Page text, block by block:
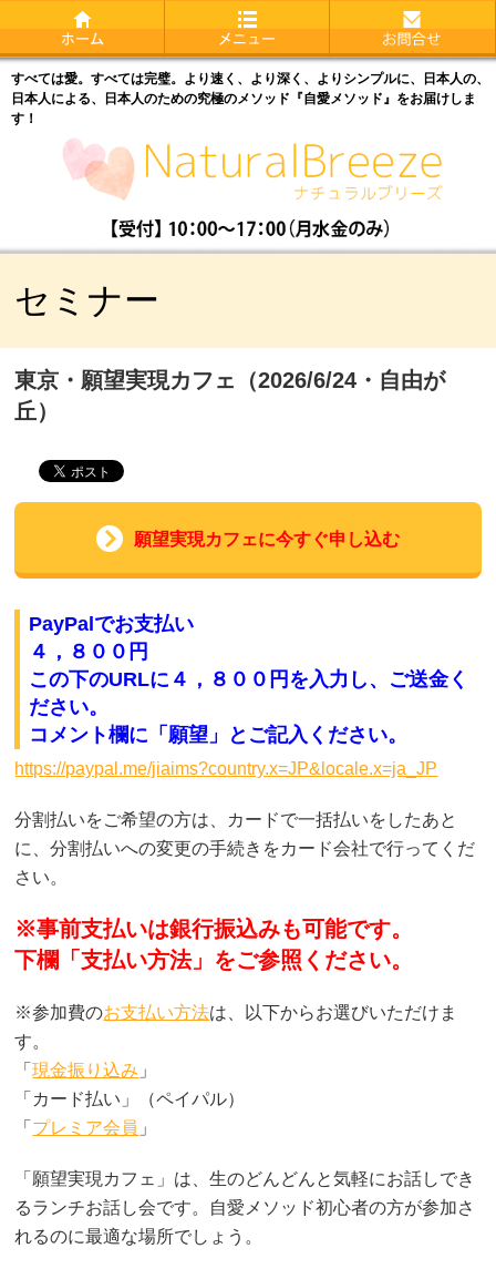
すべては愛。すべては完璧。より速く、より深く、よりシンプルに、日本人の、
日本人による、日本人のための究極のメソッド『自愛メソッド』をお届けしま
す！
セミナー
東京・願望実現カフェ（2026/6/24・自由が
丘）
願望実現カフェに今すぐ申し込む
PayPalでお支払い
４，８００円
この下のURLに４，８００円 を入力し、ご送金く
ださい。
コメント欄に「願望」とご記入ください。
https://paypal.me/jiaims?country.x=JP&locale.x=ja_JP
分割払いをご希望の方は、カードで一括払いをしたあと
に、分割払いへの変更の手続きをカード会社で行ってくだ
さい。
※事前支払いは銀行振込みも可能です。
下欄「支払い方法」をご参照ください。
※参加費のお支払い方法は、以下からお選びいただけま
す。
「現金振り込み 」
「カード払い」（ペイパル）
「 プレミア会員 」
「願望実現カフェ」は、生のどんどんと気軽にお話しでき
るランチお話し会です。自愛メソッド初心者の方が参加さ
れるのに最適な場所でしょう。